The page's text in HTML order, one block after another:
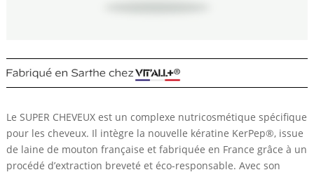
Le SUPER CHEVEUX est un complexe nutricosmétique spécifique
pour les cheveux. Il intègre la nouvelle kératine KerPep®, issue
de laine de mouton française et fabriquée en France grâce à un
procédé d’extraction breveté et éco-responsable. Avec son